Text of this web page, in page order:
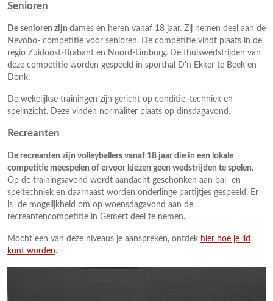
Senioren
De senioren zijn dames en heren vanaf 18 jaar. Zij nemen deel aan de
Nevobo- competitie voor senioren. De competitie vindt plaats in de
regio Zuidoost-Brabant en Noord-Limburg. De thuiswedstrijden van
deze competitie worden gespeeld in sporthal D'n Ekker te Beek en
Donk.
De wekelijkse trainingen zijn gericht op conditie, techniek en
spelinzicht. Deze vinden normaliter plaats op dinsdagavond.
Recreanten
De recreanten zijn volleyballers vanaf 18 jaar die in een lokale
competitie meespelen of ervoor kiezen geen wedstrijden te spelen.
Op de trainingsavond wordt aandacht geschonken aan bal- en
speltechniek en daarnaast worden onderlinge partijtjes gespeeld. Er
is de mogelijkheid om op woensdagavond aan de
recreantencompetitie in Gemert deel te nemen.
Mocht een van deze niveaus je aanspreken, ontdek hier hoe je lid
kunt worden.